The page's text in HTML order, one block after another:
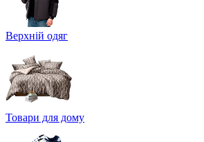
Верхній одяг
Товари для дому